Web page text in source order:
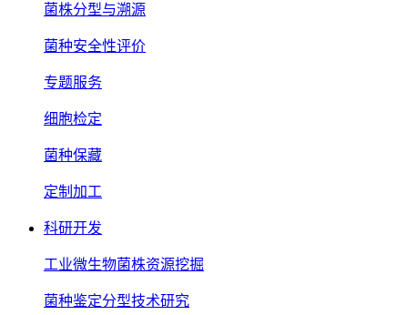
菌株分型与溯源
菌种安全性评价
专题服务
细胞检定
菌种保藏
定制加工
科研开发
工业微生物菌株资源挖掘
菌种鉴定分型技术研究